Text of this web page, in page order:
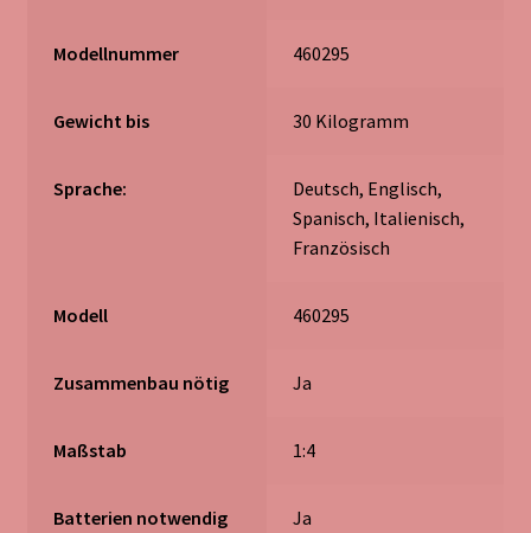
Modellnummer ‎460295
Gewicht bis ‎30 Kilogramm
Sprache:
‎Deutsch, Englisch,
Spanisch, Italienisch,
Französisch
Modell ‎460295
Zusammenbau nötig ‎Ja
Maßstab ‎1:4
Batterien notwendig ‎Ja